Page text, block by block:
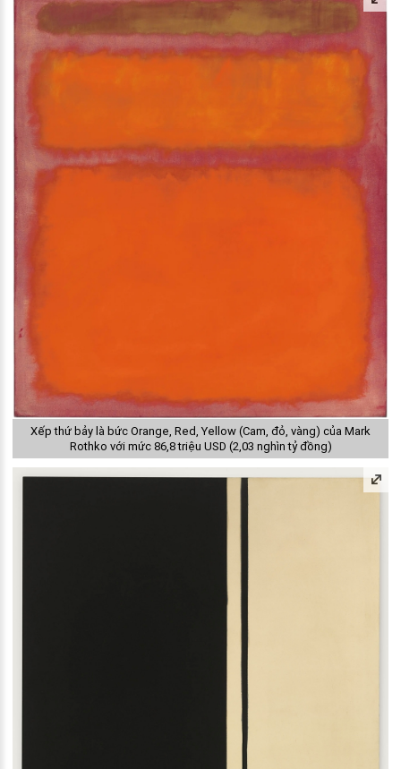
Xếp thứ bảy là bức Orange, Red, Yellow (Cam, đỏ, vàng) của Mark
Rothko với mức 86,8 triệu USD (2,03 nghìn tỷ đồng)